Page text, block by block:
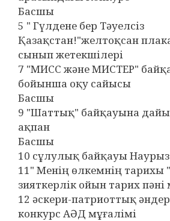
Басшы
5 " Гүлдене бер Тәуелсіз
Қазақстан!"желтоқсан
сынып жетекшілері
7 "МИСС және МИСТЕР"
бойынша оқу сайысы
Басшы
9 "Шаттық" байқауына
ақпан
Басшы
10 сұлулық байқауы Наурыз
11" Менің өлкемнің тарихы "
зияткерлік ойын тарих пәні
12 әскери-патриоттық
конкурс АӘД мұғалімі